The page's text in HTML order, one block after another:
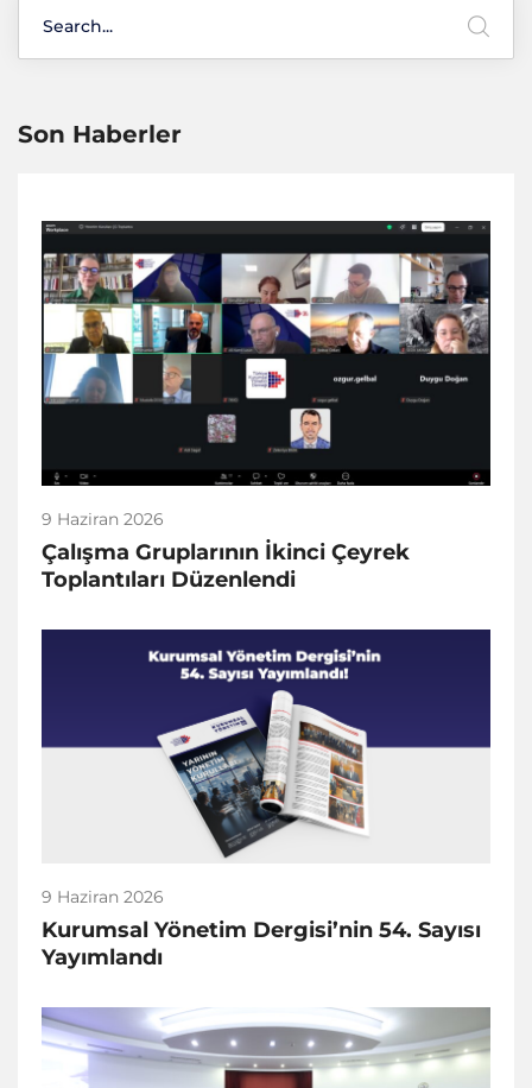
Son Haberler
9 Haziran 2026
Çalışma Gruplarının İkinci Çeyrek
Toplantıları Düzenlendi
9 Haziran 2026
Kurumsal Yönetim Dergisi’nin 54. Sayısı
Yayımlandı